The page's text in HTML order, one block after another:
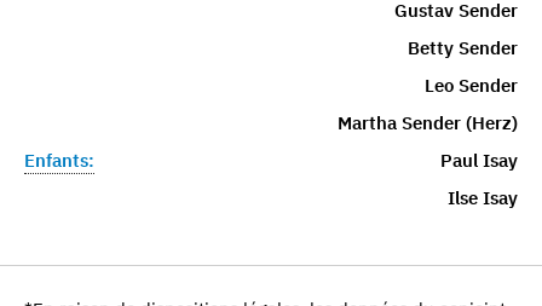
Gustav Sender
Betty Sender
Leo Sender
Martha Sender (Herz)
Enfants:
Paul Isay
Ilse Isay